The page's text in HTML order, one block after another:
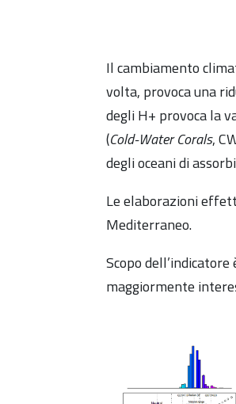
Il cambiamento
volta, provoca una
degli H+ provoca la
(Cold-WaterCorals,
degli oceani di
Le elaborazioni
Mediterraneo.
Scopo
maggiormente